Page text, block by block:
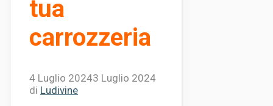
tua
carrozzeria
4 Luglio 20243 Luglio 2024
di Ludivine